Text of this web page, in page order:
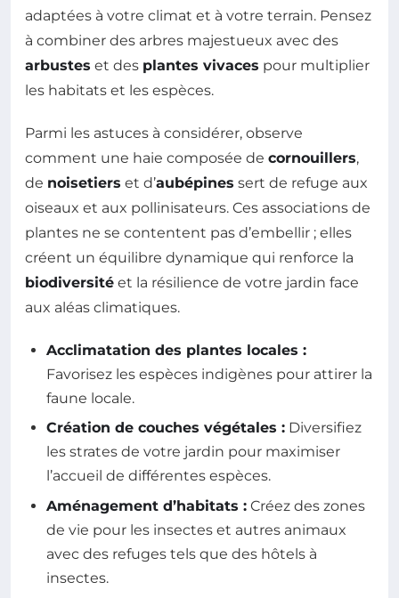
adaptées à votre climat et à votre terrain. Pensez
à combiner des arbres majestueux avec des
arbustes et des plantes vivaces pour multiplier
les habitats et les espèces.
Parmi les astuces à considérer, observe
comment une haie composée de cornouillers,
de noisetiers et d’aubépines sert de refuge aux
oiseaux et aux pollinisateurs. Ces associations de
plantes ne se contentent pas d’embellir ; elles
créent un équilibre dynamique qui renforce la
biodiversité et la résilience de votre jardin face
aux aléas climatiques.
Acclimatation des plantes locales :
Favorisez les espèces indigènes pour attirer la
faune locale.
Création de couches végétales : Diversifiez
les strates de votre jardin pour maximiser
l’accueil de différentes espèces.
Aménagement d’habitats : Créez des zones
de vie pour les insectes et autres animaux
avec des refuges tels que des hôtels à
insectes.